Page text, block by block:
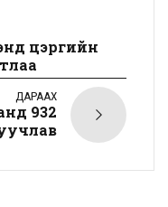
цэргийн
ДАРААХ
932